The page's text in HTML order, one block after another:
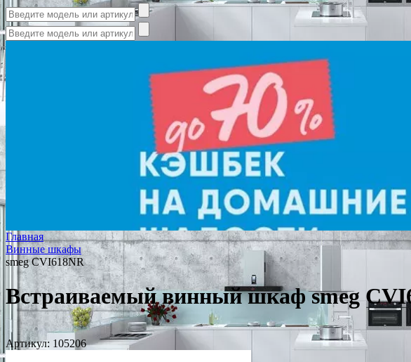
Главная
Винные шкафы
smeg CVI618NR
Встраиваемый винный шкаф smeg
Артикул: 105206